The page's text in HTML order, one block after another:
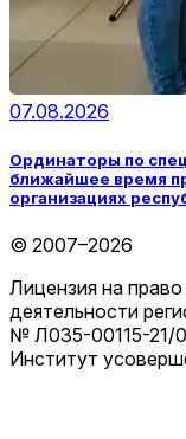
07.08.2026
Ординаторы по
ближайшее время
организациях
© 2007–2026
Лицензия на
деятельности
№ Л035-00115-21/
Институт